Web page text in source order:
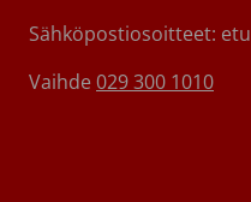
Sähköpostiosoitteet:
Vaihde 029 300 1010